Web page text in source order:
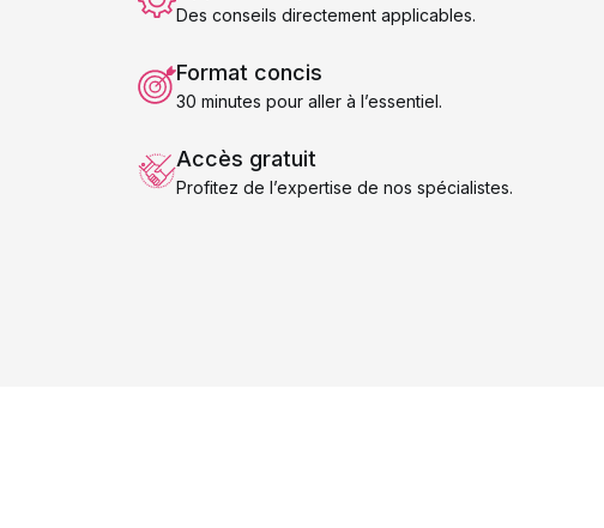
Des conseils directement applicables.
Format concis
30 minutes pour aller à l’essentiel.
Accès gratuit
Profitez de l’expertise de nos spécialistes.